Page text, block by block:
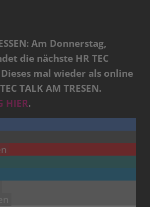
Am Donnerstag,
die nächste HR TEC
mal wieder als online
TALK AM TRESEN.
HIER.